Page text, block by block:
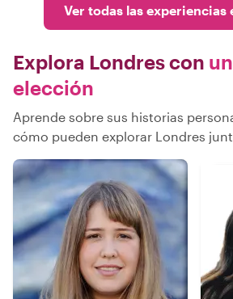
Ver todas las experiencias
Explora Londres con
elección
Aprende sobre sus historias
cómo pueden explorar Londres